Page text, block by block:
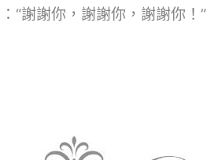
“謝謝你，謝謝你，謝謝你！”